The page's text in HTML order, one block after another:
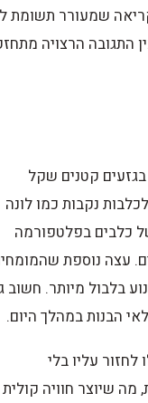
שמעורר תשומת
התגובה הרצויה
קטנים שקל
נקבות כמו לונה
כלבים בפלטפורמה
עצה נוספת
בלבול מיותר. חשוב
הבנות במהלך היום.
עליו בלי
מה שיוצר חוויה קולית